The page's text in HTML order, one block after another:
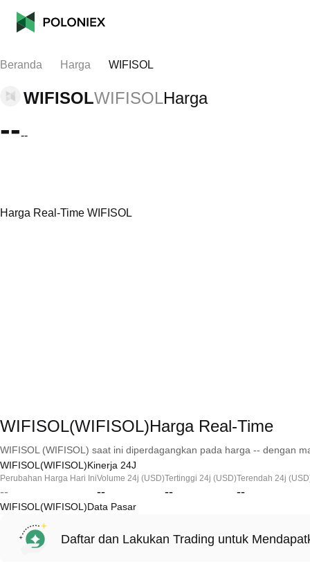
Beranda Harga WIFISOL
WIFISOLWIFISOLHarga
----
Harga Real-Time WIFISOL
WIFISOL(WIFISOL)Harga Real-Time
WIFISOL (WIFISOL) saat ini diperdagangkan pada harga -- dengan
WIFISOL(WIFISOL)Kinerja 24J
Perubahan Harga Hari Ini
--
Volume 24j (USD)
--
Tertinggi 24j (USD)
--
Terendah 24j
--
WIFISOL(WIFISOL)Data Pasar
Daftar dan Lakukan Trading untuk